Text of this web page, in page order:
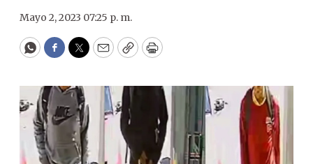
Mayo 2, 2023 07:25 p. m.
WhatsApp
Facebook
Twitter
EmailCopyPrint